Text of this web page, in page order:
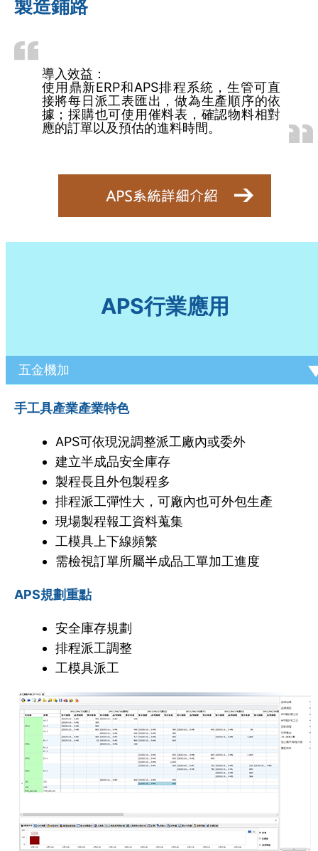
製造鋪路
導入效益：
使用鼎新ERP和APS排程系統，生管可直
接將每日派工表匯出，做為生產順序的依
據；採購也可使用催料表，確認物料相對
應的訂單以及預估的進料時間。
APS行業應用
五金機加
手工具產業產業特色
APS可依現況調整派工廠內或委外
建立半成品安全庫存
製程長且外包製程多
排程派工彈性大，可廠內也可外包生產
現場製程報工資料蒐集
工模具上下線頻繁
需檢視訂單所屬半成品工單加工進度
APS規劃重點
安全庫存規劃
排程派工調整
工模具派工